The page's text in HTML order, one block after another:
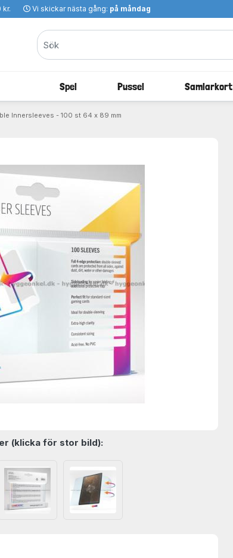
kr. Vi skickar nästa gång: på måndag
Spel Pussel Samlarkort
Innersleeves - 100 st 64 x 89 mm
(klicka för stor bild):